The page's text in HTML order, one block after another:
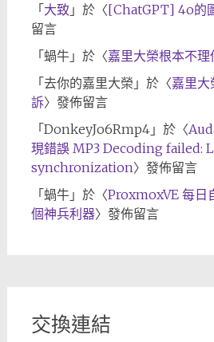
「大致 」於〈[ChatGPT] 4o的
留言
「蝸牛」於〈嘉里大榮根本不理
「去你的嘉里大榮 」於〈嘉里大
訴〉發佈留言
「DonkeyJo6Rmp4」於〈
現錯誤 MP3 Decoding failed:
synchronization〉發佈留言
「蝸牛」於〈ProxmoxVE 每日
個神兵利器〉發佈留言
交換連結